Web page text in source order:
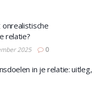
relatie?
2025 0
in je relatie: uitleg,